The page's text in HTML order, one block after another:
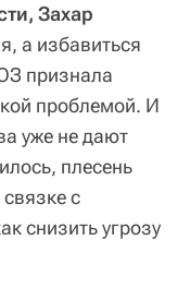
Захар
а избавиться
признала
проблемой. И
уже не дают
плесень
с
снизить угрозу